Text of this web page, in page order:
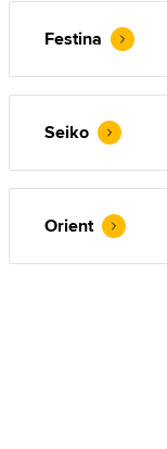
Festina
Seiko
Orient